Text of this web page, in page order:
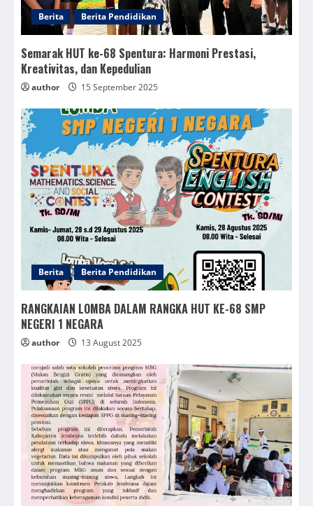
Berita Berita Pendidikan
Semarak HUT ke-68 Spentura: Harmoni Prestasi,
Kreativitas, dan Kepedulian
author 15 September 2025
Berita Berita Pendidikan
RANGKAIAN LOMBA DALAM RANGKA HUT KE-68 SMP
NEGERI 1 NEGARA
author 13 August 2025